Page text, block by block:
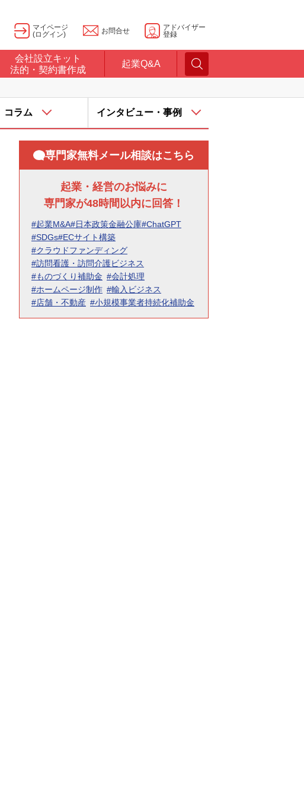
マイページ
(ログイン)
お問合せ
アドバイザー
登録
会社設立キット
法的・契約書作成
起業Q&A
コラム インタビュー・事例
専門家無料メール相談はこちら
起業・経営のお悩みに
専門家が48時間以内に回答！
#起業M&A#日本政策金融公庫#ChatGPT
#SDGs#ECサイト構築
#クラウドファンディング
#訪問看護・訪問介護ビジネス
#ものづくり補助金 #会計処理
#ホームページ制作 #輸入ビジネス
#店舗・不動産 #小規模事業者持続化補助金